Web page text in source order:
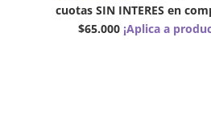
cuotas SIN INTERES en
$65.000¡Aplica a